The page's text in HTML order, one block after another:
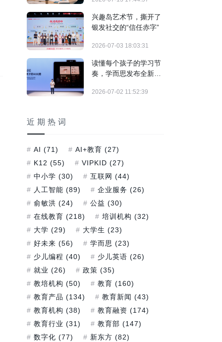
兴趣岛艺术节，撕开了
银发社交的“信任赤字”
2026-07-03 18:03:31
读懂每个孩子的学习节
奏，学而思发布全新培
T6系列
2026-07-02 11:52:39
近期热词
AI (71) AI+教育 (27)
K12 (55) VIPKID (27)
中小学 (30) 互联网 (44)
人工智能 (89) 企业服务 (26)
俞敏洪 (24) 公益 (30)
在线教育 (218) 培训机构 (32)
大学 (29) 大学生 (23)
好未来 (56) 学而思 (23)
少儿编程 (40) 少儿英语 (26)
就业 (26) 政策 (35)
教培机构 (50) 教育 (160)
教育产品 (134) 教育新闻 (43)
教育机构 (38) 教育融资 (174)
教育行业 (31) 教育部 (147)
数字化 (77) 新东方 (82)